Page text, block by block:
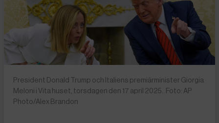
President Donald Trump och Italiens premiärminister Giorgia
Meloni i Vita huset, torsdagen den 17 april 2025.. Foto: AP
Photo/Alex Brandon